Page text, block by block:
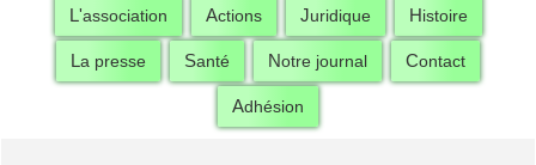
L'association Actions Juridique Histoire
La presse Santé Notre journal Contact
Adhésion